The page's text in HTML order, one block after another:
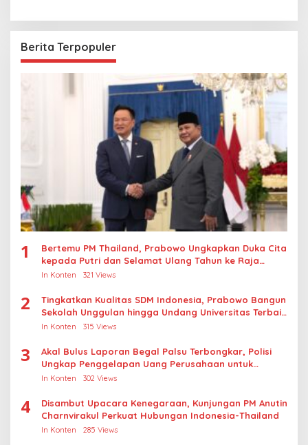
Berita Terpopuler
1
Bertemu PM Thailand, Prabowo Ungkapkan Duka Cita
kepada Putri dan Selamat Ulang Tahun ke Raja
Thailand
In Konten 321 Views
2
Tingkatkan Kualitas SDM Indonesia, Prabowo Bangun
Sekolah Unggulan hingga Undang Universitas Terbaik
Dunia
In Konten 315 Views
3
Akal Bulus Laporan Begal Palsu Terbongkar, Polisi
Ungkap Penggelapan Uang Perusahaan untuk
Crypto
In Konten 302 Views
4
Disambut Upacara Kenegaraan, Kunjungan PM Anutin
Charnvirakul Perkuat Hubungan Indonesia-Thailand
In Konten 285 Views